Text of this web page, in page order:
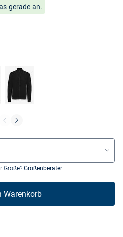
gerade an.
Größe? Größenberater
Warenkorb